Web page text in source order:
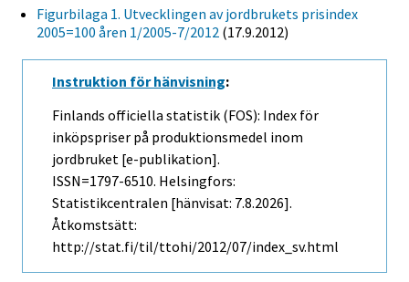
Figurbilaga 1. Utvecklingen av jordbrukets prisindex
2005=100 åren 1/2005-7/2012 (17.9.2012)
Instruktion för hänvisning:
Finlands officiella statistik (FOS): Index för
inköpspriser på produktionsmedel inom
jordbruket [e-publikation].
ISSN=1797-6510. Helsingfors:
Statistikcentralen [hänvisat: 7.8.2026].
Åtkomstsätt:
http://stat.fi/til/ttohi/2012/07/index_sv.html